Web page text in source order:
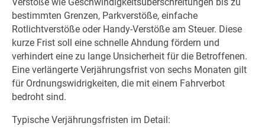
bestimmten Grenzen, Parkverstöße, einfache
Rotlichtverstöße oder Handy-Verstöße am Steuer. Diese
kurze Frist soll eine schnelle Ahndung fördern und
verhindert eine zu lange Unsicherheit für die Betroffenen.
Eine verlängerte Verjährungsfrist von sechs Monaten gilt
für Ordnungswidrigkeiten, die mit einem Fahrverbot
bedroht sind.
Typische Verjährungsfristen im Detail: